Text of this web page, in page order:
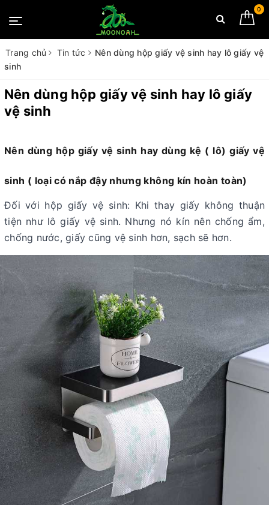
0
Trang chủ Tin tức
Nên dùng hộp giấy vệ sinh hay lô giấy vệ
sinh
Nên dùng hộp giấy vệ sinh hay lô giấy
vệ sinh
Nên dùng hộp giấy vệ sinh hay dùng kệ ( lô) giấy vệ
sinh ( loại có nắp đậy nhưng không kín hoàn toàn)
Đối với hộp giấy vệ sinh: Khi thay giấy không thuận
tiện như lô giấy vệ sinh. Nhưng nó kín nên chống ẩm,
chống nước, giấy cũng vệ sinh hơn, sạch sẽ hơn.